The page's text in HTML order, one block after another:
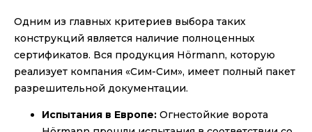
Одним из главных критериев выбора таких
конструкций является наличие полноценных
сертификатов. Вся продукция Hörmann, которую
реализует компания «Сим-Сим», имеет полный пакет
разрешительной документации.
Испытания в Европе: Огнестойкие ворота